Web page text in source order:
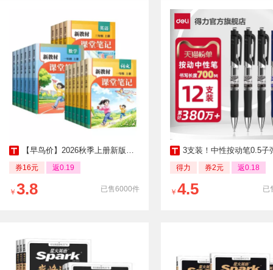
【早鸟价】2026秋季上册新版课堂笔记
券16元 返0.19
已售6000件
￥ 3.8
3支装！中性按动笔0.5子
得力 券2元 返0.18
已
￥ 4.5